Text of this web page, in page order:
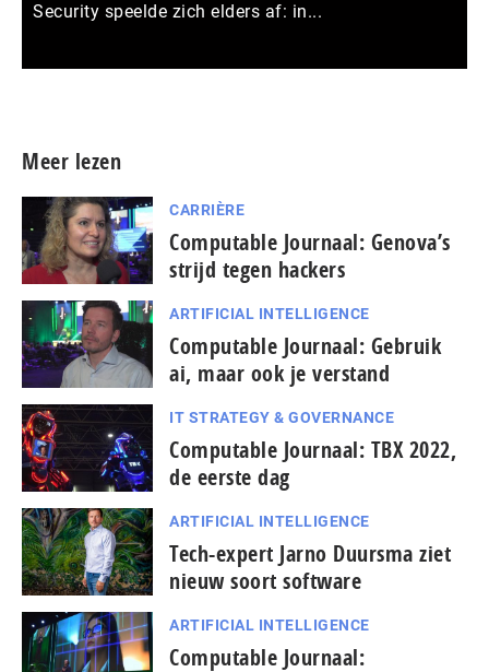
Security speelde zich elders af: in...
Meer lezen
CARRIÈRE
Computable Journaal: Genova’s
strijd tegen hackers
ARTIFICIAL INTELLIGENCE
Computable Journaal: Gebruik
ai, maar ook je verstand
IT STRATEGY & GOVERNANCE
Computable Journaal: TBX 2022,
de eerste dag
ARTIFICIAL INTELLIGENCE
Tech-expert Jarno Duursma ziet
nieuw soort software
ARTIFICIAL INTELLIGENCE
Computable Journaal: